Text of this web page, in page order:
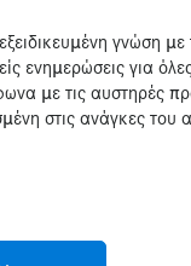
γνώση
ενημερώσεις για
με τις αυστηρές
στις ανάγκες του